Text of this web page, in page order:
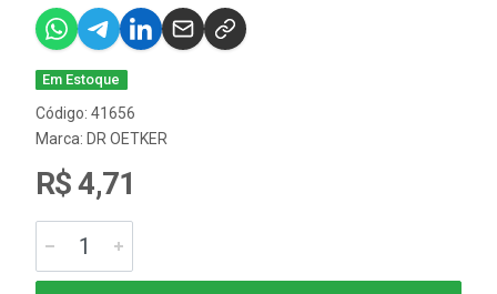
Em Estoque
Código: 41656
Marca: DR OETKER
R$ 4,71